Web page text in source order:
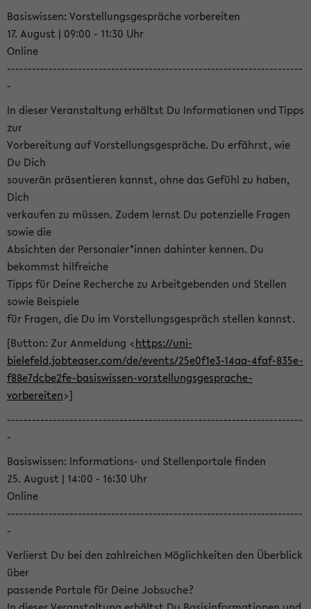
Basiswissen: Vorstellungsgespräche vorbereiten
17. August | 09:00 - 11:30 Uhr
Online
-----------------------------------------------------------------------
-
In dieser Veranstaltung erhältst Du Informationen und Tipps
zur
Vorbereitung auf Vorstellungsgespräche. Du erfährst, wie
Du Dich
souverän präsentieren kannst, ohne das Gefühl zu haben,
Dich
verkaufen zu müssen. Zudem lernst Du potenzielle Fragen
sowie die
Absichten der Personaler*innen dahinter kennen. Du
bekommst hilfreiche
Tipps für Deine Recherche zu Arbeitgebenden und Stellen
sowie Beispiele
für Fragen, die Du im Vorstellungsgespräch stellen kannst.
[Button: Zur Anmeldung <https://uni-
bielefeld.jobteaser.com/de/events/25e0f1e3-14aa-4faf-835e-
f88e7dcbe2fe-basiswissen-vorstellungsgesprache-
vorbereiten>]
-----------------------------------------------------------------------
-
Basiswissen: Informations- und Stellenportale finden
25. August | 14:00 - 16:30 Uhr
Online
-----------------------------------------------------------------------
-
Verlierst Du bei den zahlreichen Möglichkeiten den Überblick
über
passende Portale für Deine Jobsuche?